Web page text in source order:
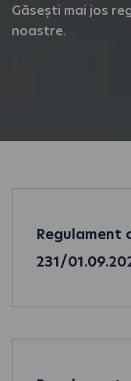
Găsești mai jos
noastre.
Regulament
231/